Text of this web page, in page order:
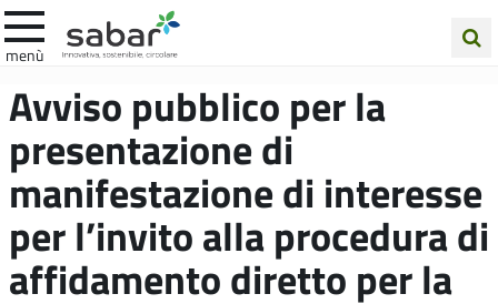
menù
nel
sito
Avviso pubblico per la
presentazione di
manifestazione di interesse
per l’invito alla procedura di
affidamento diretto per la